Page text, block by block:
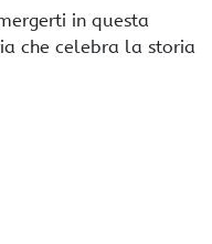
in questa
che celebra la storia